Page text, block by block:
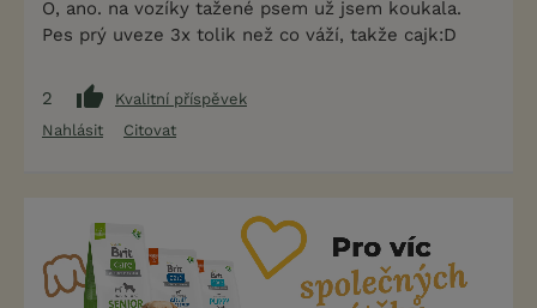
O, ano. na vozíky tažené psem už jsem koukala.
Pes prý uveze 3x tolik než co váží, takže cajk:D
2
Kvalitní příspěvek
Nahlásit
Citovat